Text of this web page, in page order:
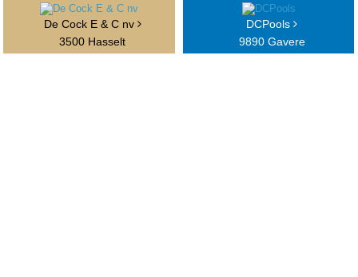
De Cock E & C nv
3500 Hasselt
DCPools
9890 Gavere